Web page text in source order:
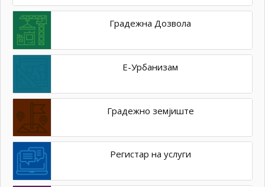
Градежна Дозвола
Е-Урбанизам
Градежно земјиште
Регистар на услуги